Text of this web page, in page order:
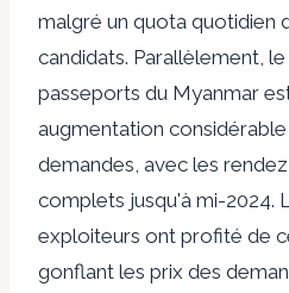
malgré un quota quotidien
candidats. Parallèlement,
passeports du Myanmar
augmentation
demandes, avec les
complets jusqu'à mi-2024.
exploiteurs ont profité de
gonflant les prix des